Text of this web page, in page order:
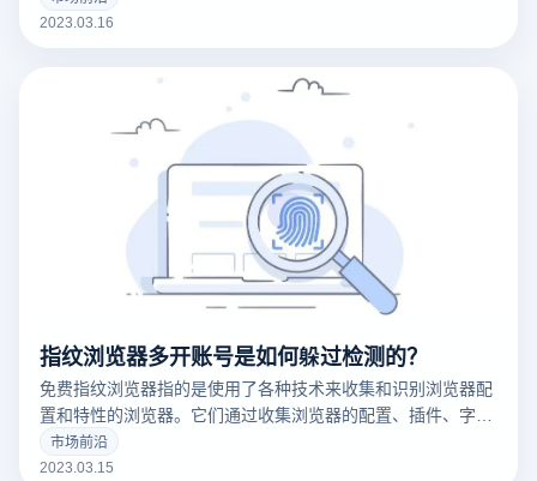
亚马逊是一个强调产品的平台，而不是商店，也就是“重商品
竟，这是我们国内企业的老套路。当然，这种方式也是我们企
2023.03.16
指纹浏览器多开账号是如何躲过检测的？
免费指纹浏览器指的是使用了各种技术来收集和识别浏览器配
置和特性的浏览器。它们通过收集浏览器的配置、插件、字
体、操作系统版本等信息来创建一个唯一的浏览器指纹，这可
以用于追踪用户的在线行为。
市场前沿
2023.03.15